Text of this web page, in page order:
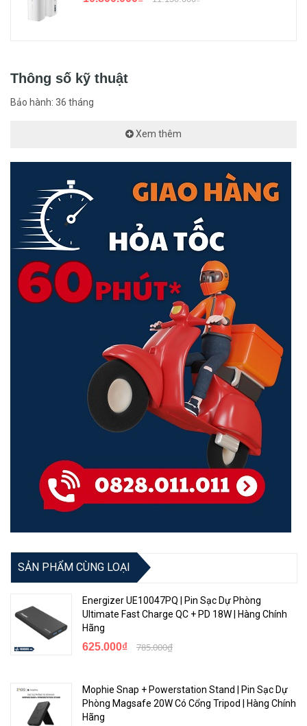
Thông số kỹ thuật
Bảo hành: 36 tháng
Xem thêm
SẢN PHẨM CÙNG LOẠI
Energizer UE10047PQ | Pin Sạc Dự Phòng
Ultimate Fast Charge QC + PD 18W | Hàng Chính
Hãng
625.000₫ 785.000₫
Mophie Snap + Powerstation Stand | Pin Sạc Dự
Phòng Magsafe 20W Có Cổng Tripod | Hàng Chính
Hãng